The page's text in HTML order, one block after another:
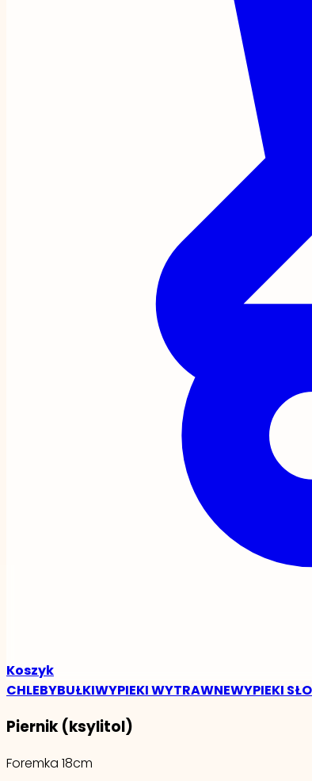
Koszyk
CHLEBYBUŁKIWYPIEKI WYTRAWNEWYPIEKI
Piernik (ksylitol)
Foremka 18cm